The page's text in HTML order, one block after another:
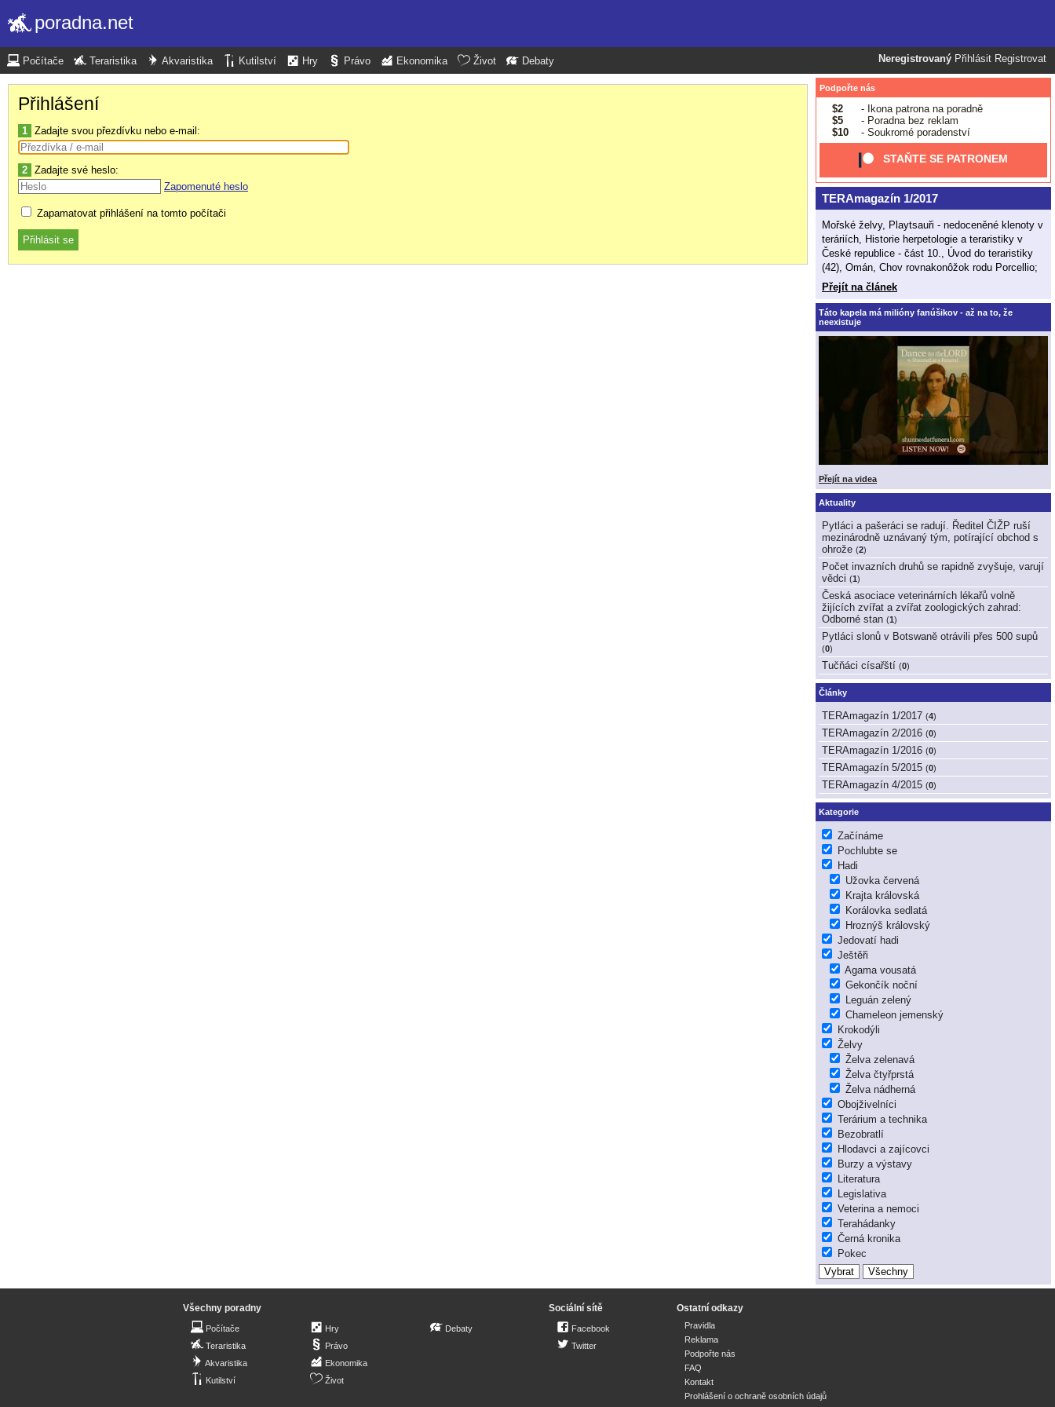
poradna.net
Neregistrovaný Přihlásit Registrovat
Počítače Teraristika Akvaristika Kutilství Hry Právo Ekonomika Život Debaty
Přihlášení
1 Zadajte svou přezdívku nebo e-mail:
2 Zadajte své heslo:
Zapomenuté heslo
Zapamatovat přihlášení na tomto počítači
Podpořte nás
$2
- Ikona patrona na poradně
$5
- Poradna bez reklam
$10
- Soukromé poradenství
STAŇTE SE PATRONEM
TERAmagazín 1/2017
Mořské želvy, Playtsauři - nedoceněné klenoty v
teráriích, Historie herpetologie a teraristiky v
České republice - část 10., Úvod do teraristiky
(42), Omán, Chov rovnakonôžok rodu Porcellio;
Přejít na článek
Táto kapela má milióny fanúšikov - až na to, že
neexistuje
Přejít na videa
Aktuality
Pytláci a pašeráci se radují. Ředitel ČIŽP ruší
mezinárodně uznávaný tým, potírající obchod s
ohrože (2)
Počet invazních druhů se rapidně zvyšuje, varují
vědci (1)
Česká asociace veterinárních lékařů volně
žijících zvířat a zvířat zoologických zahrad:
Odborné stan (1)
Pytláci slonů v Botswaně otrávili přes 500 supů
(0)
Tučňáci císařští (0)
Články
TERAmagazín 1/2017 (4)
TERAmagazín 2/2016 (0)
TERAmagazín 1/2016 (0)
TERAmagazín 5/2015 (0)
TERAmagazín 4/2015 (0)
Kategorie
Začínáme
Pochlubte se
Hadi
Užovka červená
Krajta královská
Korálovka sedlatá
Hroznýš královský
Jedovatí hadi
Ještěři
Agama vousatá
Gekončík noční
Leguán zelený
Chameleon jemenský
Krokodýli
Želvy
Želva zelenavá
Želva čtyřprstá
Želva nádherná
Obojživelníci
Terárium a technika
Bezobratlí
Hlodavci a zajícovci
Burzy a výstavy
Literatura
Legislativa
Veterina a nemoci
Terahádanky
Černá kronika
Pokec
Všechny poradny
Počítače
Teraristika
Akvaristika
Kutilství
Hry
Právo
Ekonomika
Život
Debaty
Sociální sítě
Facebook
Twitter
Ostatní odkazy
Pravidla
Reklama
Podpořte nás
FAQ
Kontakt
Prohlášení o ochraně osobních údajů